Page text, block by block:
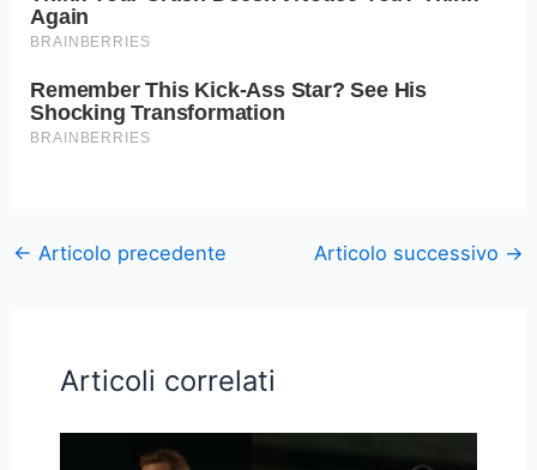
← Articolo precedente Articolo successivo →
Articoli correlati